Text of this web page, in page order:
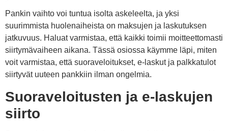
Pankin vaihto voi tuntua isolta askeleelta, ja yksi
suurimmista huolenaiheista on maksujen ja laskutuksen
jatkuvuus. Haluat varmistaa, että kaikki toimii moitteettomasti
siirtymävaiheen aikana. Tässä osiossa käymme läpi, miten
voit varmistaa, että suoraveloitukset, e-laskut ja palkkatulot
siirtyvät uuteen pankkiin ilman ongelmia.
Suoraveloitusten ja e-laskujen
siirto